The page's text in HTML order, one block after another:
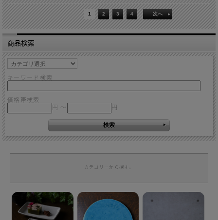
1 2 3 4 次へ
商品検索
キーワード検索
価格帯検索
円 ～
円
カテゴリーから探す。